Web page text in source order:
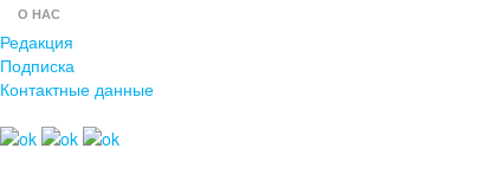
О НАС
Редакция
Подписка
Контактные данные